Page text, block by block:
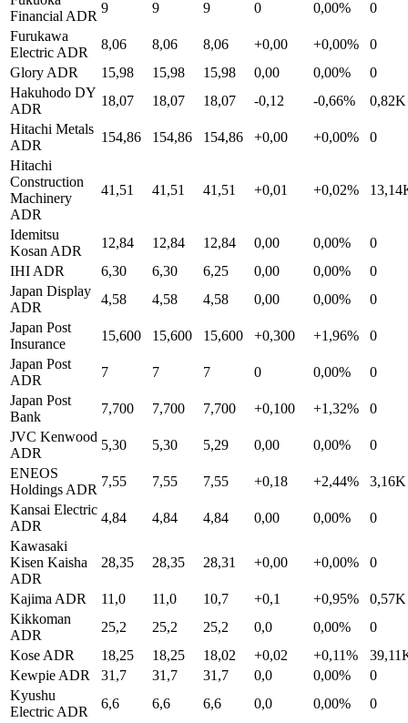
Financial ADR
9 9 9 0 0,00%
0
Furukawa
Electric ADR
8,06 8,06 8,06 +0,00 +0,00%
0
Glory ADR
15,98 15,98 15,98 0,00 0,00%
0
Hakuhodo DY
ADR
18,07 18,07 18,07 -0,12 -0,66%
0,82K
Hitachi Metals
ADR
154,86 154,86 154,86 +0,00 +0,00%
0
Hitachi
Construction
Machinery
ADR
41,51 41,51 41,51 +0,01 +0,02%
Idemitsu
Kosan ADR
12,84 12,84 12,84 0,00 0,00%
0
IHI ADR
6,30 6,30 6,25 0,00 0,00%
0
Japan Display
ADR
4,58 4,58 4,58 0,00 0,00%
0
Japan Post
Insurance
15,600 15,600 15,600 +0,300 +1,96%
0
Japan Post
ADR
7 7 7 0 0,00%
0
Japan Post
Bank
7,700 7,700 7,700 +0,100 +1,32%
0
JVC Kenwood
ADR
5,30 5,30 5,29 0,00 0,00%
0
ENEOS
Holdings ADR
7,55 7,55 7,55 +0,18 +2,44%
3,16K
Kansai Electric
ADR
4,84 4,84 4,84 0,00 0,00%
0
Kawasaki
Kisen Kaisha
ADR
28,35 28,35 28,31 +0,00 +0,00% 0
Kajima ADR 11,0 11,0 10,7 +0,1 +0,95%
0,57K
Kikkoman
ADR
25,2 25,2 25,2 0,0 0,00%
0
Kose ADR
18,25 18,25 18,02 +0,02 +0,11%
Kewpie ADR
31,7 31,7 31,7 0,0 0,00%
0
Kyushu
Electric ADR
6,6 6,6 6,6 0,0 0,00%
0